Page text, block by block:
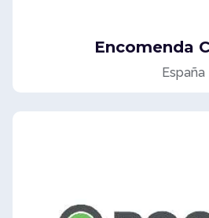
Encomenda
España